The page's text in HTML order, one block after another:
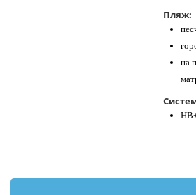
Пляж:
на